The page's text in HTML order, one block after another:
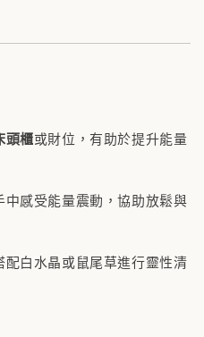
頭櫃或財位，有助於提升能量
中感受能量震動，協助放鬆與
配白水晶或鼠尾草進行靈性清